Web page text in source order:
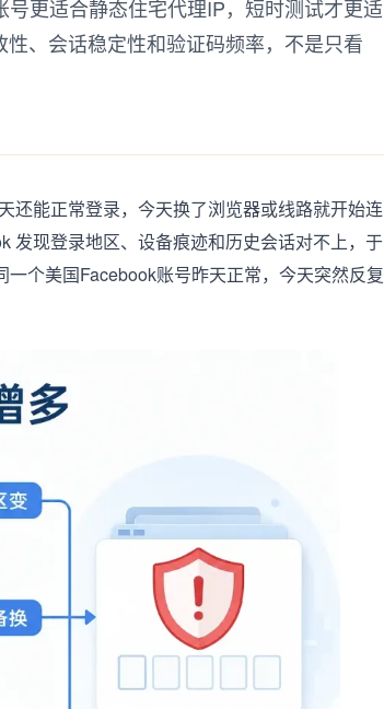
更适合静态住宅代理IP，短时测试才更适
、会话稳定性和验证码频率，不是只看
还能正常登录，今天换了浏览器或线路就开始连
发现登录地区、设备痕迹和历史会话对不上，于
个美国Facebook账号昨天正常，今天突然反复